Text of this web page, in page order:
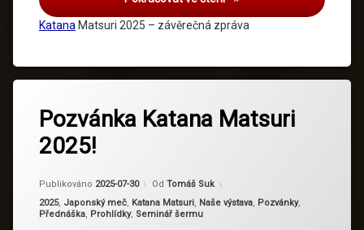
Katana Matsuri 2025 – závěrečná zpráva
Pozvánka Katana Matsuri
2025!
Publikováno 2025-07-30
Aktualizováno
Od Tomáš Suk
Kategorie:
2025, Japonský meč, Katana Matsuri, Naše výstava, Pozvánky,
Přednáška, Prohlídky, Seminář šermu